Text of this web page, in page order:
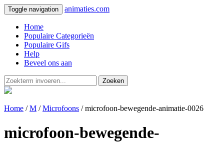
Toggle navigation animaties.com
Home
Populaire Categorieën
Populaire Gifs
Help
Beveel ons aan
Zoeken
Home /M /Microfoons / microfoon-bewegende-animatie-0026
microfoon-bewegende-